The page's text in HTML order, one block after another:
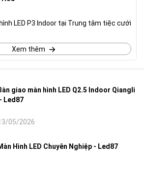
LED P3 Indoor tại Trung tâm tiệc cưới
Xem thêm
giao màn hình LED Q2.5 Indoor Qiangli
Led87
05/2026
Hình LED Chuyên Nghiệp - Led87